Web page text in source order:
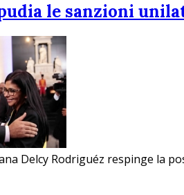
le sanzioni
Delcy Rodriguéz respinge la